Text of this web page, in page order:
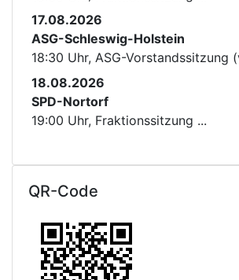
17.08.2026
ASG-Schleswig-Holstein
18:30 Uhr, ASG-Vorstandssitzung
18.08.2026
SPD-Nortorf
19:00 Uhr, Fraktionssitzung ...
QR-Code